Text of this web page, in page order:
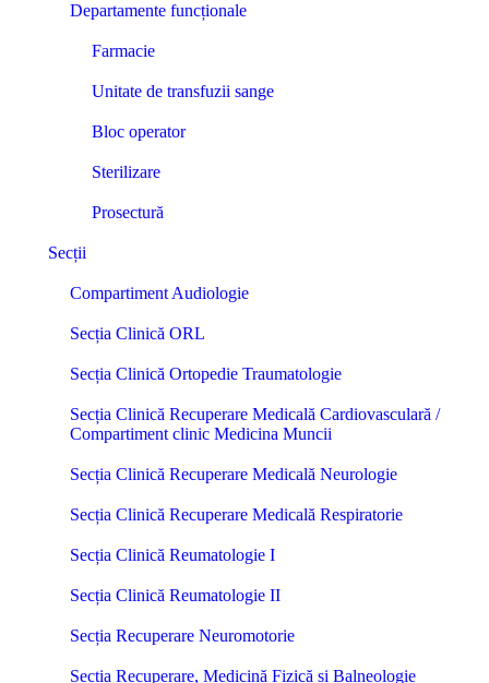
Departamente funcționale
Farmacie
Unitate de transfuzii sange
Bloc operator
Sterilizare
Prosectură
Secții
Compartiment Audiologie
Secția Clinică ORL
Secția Clinică Ortopedie Traumatologie
Secția Clinică Recuperare Medicală Cardiovasculară /
Compartiment clinic Medicina Muncii
Secția Clinică Recuperare Medicală Neurologie
Secția Clinică Recuperare Medicală Respiratorie
Secția Clinică Reumatologie I
Secția Clinică Reumatologie II
Secția Recuperare Neuromotorie
Secția Recuperare, Medicină Fizică și Balneologie